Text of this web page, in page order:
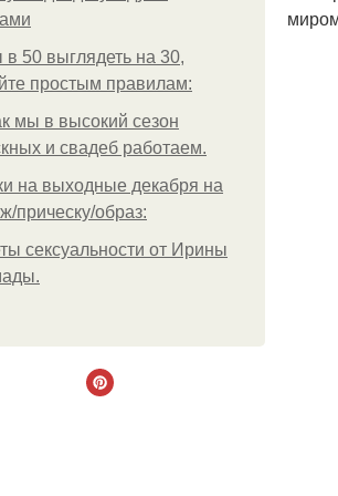
в 50 выглядеть на 30,
простым правилам:
мы в высокий сезон
и свадеб работаем.
на выходные декабря на
прическу/образ:
сексуальности от Ирины